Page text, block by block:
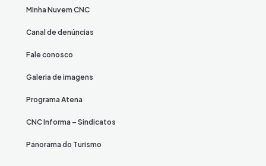
Minha Nuvem CNC
Canal de denúncias
Fale conosco
Galeria de imagens
Programa Atena
CNC Informa – Sindicatos
Panorama do Turismo